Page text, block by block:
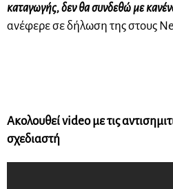
καταγωγής, δεν θα συνδεθώ με
ανέφερε σε δήλωση της στους
Ακολουθεί video με τις
σχεδιαστή